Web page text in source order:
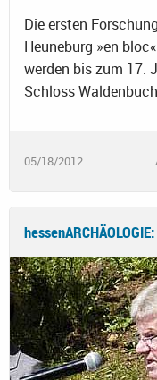
Die ersten
Heuneburg »en
werden bis zum 17.
Schloss
05/18/2012